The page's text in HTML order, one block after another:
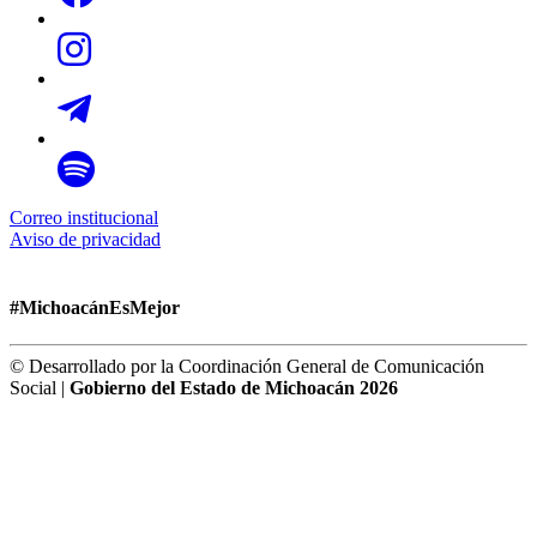
Correo institucional
Aviso de privacidad
#MichoacánEsMejor
© Desarrollado por la Coordinación General de Comunicación
Social | Gobierno del Estado de Michoacán 2026